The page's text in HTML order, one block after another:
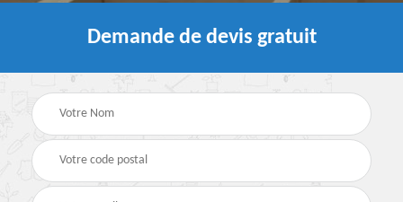
Demande de devis gratuit